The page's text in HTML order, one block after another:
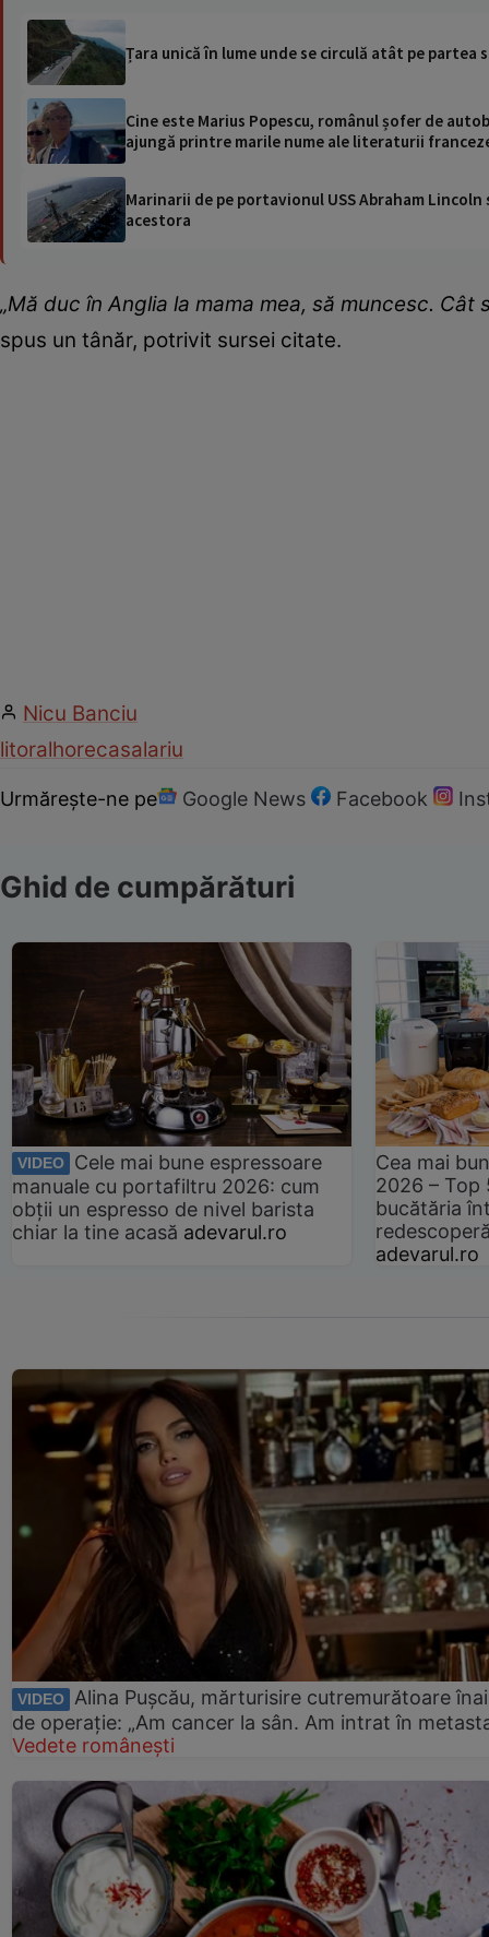
Țara unică în lume unde se circulă atât pe
Cine este Marius Popescu, românul șofer de
ajungă printre marile nume ale literaturii
Marinarii de pe portavionul USS Abraham
acestora
„Mă duc în Anglia la mama mea, să muncesc.
spus un tânăr, potrivit sursei citate.
Nicu Banciu
litoralhorecasalariu
Urmărește-ne pe Google News Facebook
Ghid de cumpărături
VIDEO
Cele mai bune espressoare
manuale cu portafiltru 2026: cum
obții un espresso de nivel barista
chiar la tine acasă adevarul.ro
Cea mai
2026 –
bucătăria
adevarul.ro
VIDEO Alina Pușcău, mărturisire cutremurătoare
de operație: „Am cancer la sân. Am intrat în
Vedete românești